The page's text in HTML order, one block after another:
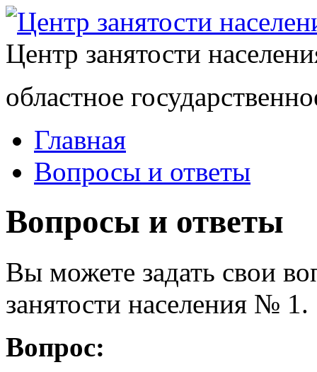
Центр занятости
областное
Главная
Вопросы и ответы
Вопросы и ответы
Вы можете задать свои
занятости населения № 1.
Вопрос: